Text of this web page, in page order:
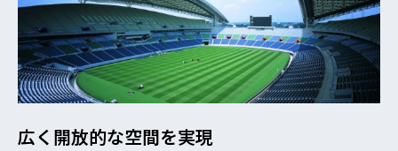
広く開放的な空間を実現